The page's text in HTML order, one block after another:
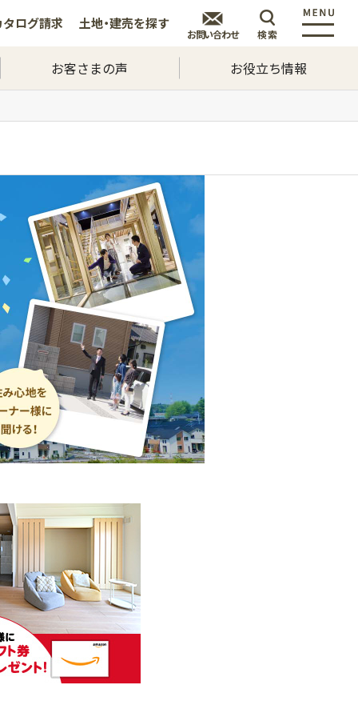
タログ請求 土地・建売を探す
お問い合わせ 検索
お客さまの声 お役立ち情報